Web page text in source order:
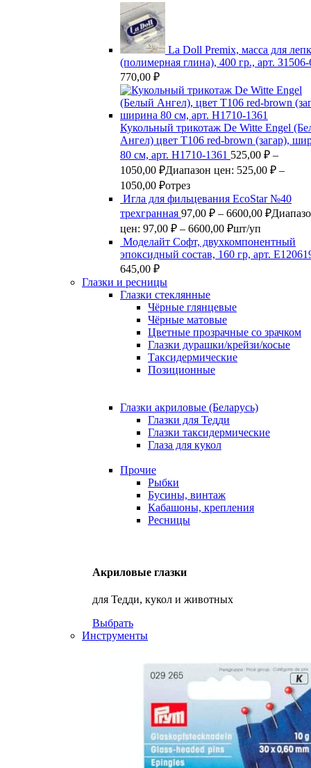
La Doll Premix, масса для
(полимерная глина), 400 гр., арт.
770,00 ₽
Кукольный трикотаж De Witte Engel
Ангел) цвет Т106 red-brown (загар),
80 см, арт. Н1710-1361 525,00 ₽ –
1050,00 ₽Диапазон цен: 525,00 ₽ –
1050,00 ₽отрез
Игла для фильцевания EcoStar №40
трехгранная 97,00 ₽ – 6600,00 ₽
цен: 97,00 ₽ – 6600,00 ₽шт/уп
Моделайт Софт, двухкомпонентный
эпоксидный состав, 160 гр, арт.
645,00 ₽
Глазки и ресницы
Глазки стеклянные
Чёрные глянцевые
Чёрные матовые
Цветные прозрачные со зрачком
Глазки дурашки/крейзи/косые
Таксидермические
Позиционные
Глазки акриловые (Беларусь)
Глазки для Тедди
Глазки таксидермические
Глаза для кукол
Прочие
Рыбки
Бусины, винтаж
Кабашоны, крепления
Ресницы
Акриловые глазки
для Тедди, кукол и животных
Выбрать
Инструменты